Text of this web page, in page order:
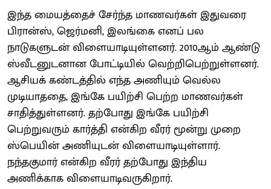
இந்த மையத்தைச் சேர்ந்த மாணவர்கள் இதுவரை
பிரான்ஸ், ஜெர்மனி, இலங்கை எனப் பல
நாடுகளுடன் விளையாடியுள்ளனர். 2010ஆம் ஆண்டு
ஸ்வீடனுடனான போட்டியில் வெற்றிபெற்றுள்ளனர்.
ஆசியக் கண்டத்தில் எந்த அணியும் வெல்ல
முடியாததை, இங்கே பயிற்சி பெற்ற மாணவர்கள்
சாதித்துள்ளனர். தற்போது இங்கே பயிற்சி
பெற்றுவரும் கார்த்தி என்கிற வீரர் மூன்று முறை
ஸ்பெயின் அணியுடன் விளையாடியுள்ளார்.
நந்தகுமார் என்கிற வீரர் தற்போது இந்திய
அணிக்காக விளையாடிவருகிறார்.